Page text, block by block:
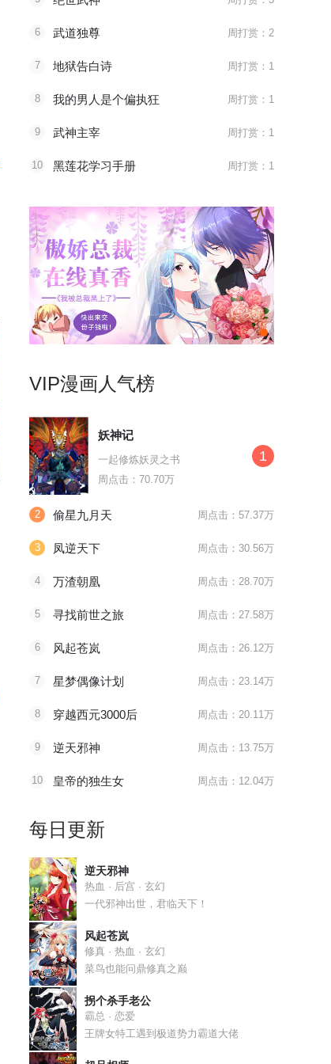
第514话 听信谣言
上一世的耻，这世来雪！ 到底谁是真正的守护人
6 武道独尊 周打赏：2
7 地狱告白诗 周打赏：1
8 我的男人是个偏执狂 周打赏：1
9 武神主宰 周打赏：1
10 黑莲花学习手册 周打赏：1
VIP漫画人气榜
妖神记
一起修炼妖灵之书
周点击：70.70万
1
2 偷星九月天 周点击：57.37万
3 凤逆天下 周点击：30.56万
4 万渣朝凰 周点击：28.70万
5 寻找前世之旅 周点击：27.58万
6 风起苍岚 周点击：26.12万
7 星梦偶像计划 周点击：23.14万
8 穿越西元3000后 周点击：20.11万
9 逆天邪神 周点击：13.75万
10 皇帝的独生女 周点击：12.04万
每日更新
逆天邪神
热血 · 后宫 · 玄幻
一代邪神出世，君临天下！
风起苍岚
修真 · 热血 · 玄幻
菜鸟也能问鼎修真之巅
拐个杀手老公
霸总 · 恋爱
王牌女特工遇到极道势力霸道大佬